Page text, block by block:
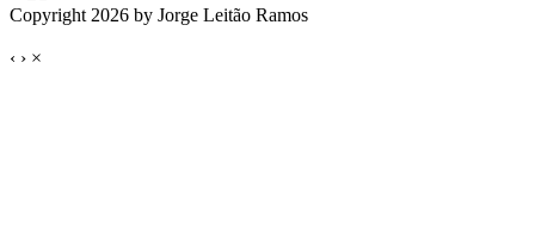
Copyright 2026 by Jorge Leitão Ramos
‹ › ×